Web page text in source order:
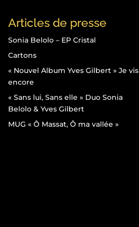
Articles de presse
Sonia Belolo – EP Cristal
Cartons
« Nouvel Album Yves Gilbert » Je vis
encore
« Sans lui, Sans elle » Duo Sonia
Belolo & Yves Gilbert
MUG « Ô Massat, Ô ma vallée »